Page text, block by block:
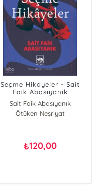
Seçme Hikayeler - Sait
Faik Abasıyanık
Sait Faik Abasıyanık
Ötüken Neşriyat
₺120,00